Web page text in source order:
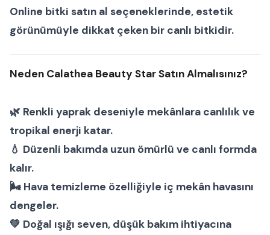
Online bitki satın al seçeneklerinde, estetik
görünümüyle dikkat çeken bir canlı bitkidir.
Neden Calathea Beauty Star Satın Almalısınız?
🌿 Renkli yaprak deseniyle mekânlara canlılık ve
tropikal enerji katar.
💧 Düzenli bakımda uzun ömürlü ve canlı formda
kalır.
🌬 Hava temizleme özelliğiyle iç mekân havasını
dengeler.
💚 Doğal ışığı seven, düşük bakım ihtiyacına